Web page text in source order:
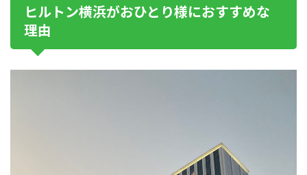
ヒルトン横浜がおひとり様におすすめな
理由